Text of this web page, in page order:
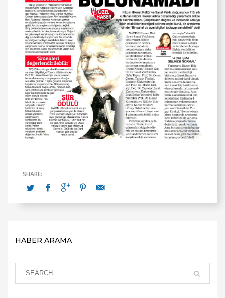
HABER ARAMA